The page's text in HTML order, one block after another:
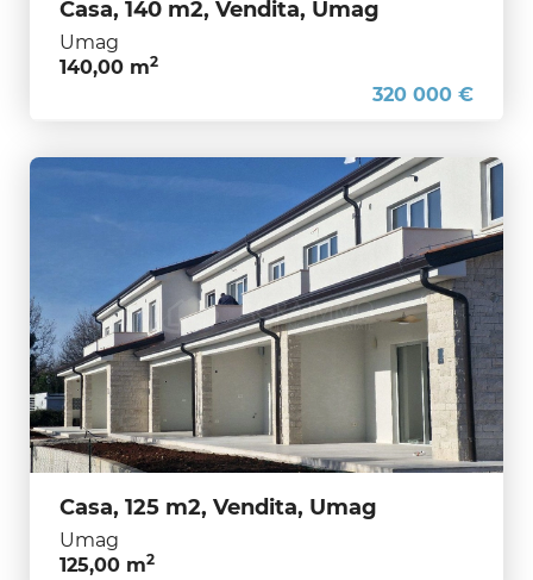
Casa, 140 m2, Vendita, Umag
Umag
140,00 m2
320 000 €
Casa, 125 m2, Vendita, Umag
Umag
125,00 m2